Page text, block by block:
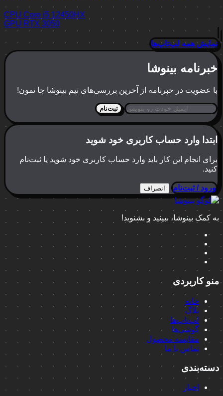
CPU Core i5 12450HX
GPU RTX 3050
نمایش همه لپ‌تاپ‌ها
خبرنامه بینوشا
با عضویت در خبرنامه از آخرین بررسی‌های تیم بینوشا جا نمون!
ثبت‌نام
ابتدا وارد حساب کاربری خود شوید
برای انجام این کار باید وارد حساب کاربری خود شوید یا ثبت‌نام
کنید.
ورود / ثبت‌نام انصراف
به کمک بینوشا، ببینید و بشنوید!
منو کاربردی
خانه
بلاگ
لپ‌تاپ‌ها
گوشی‌ها
مقایسه محصول
تماس با ما
دسته‌بندی
اخبار